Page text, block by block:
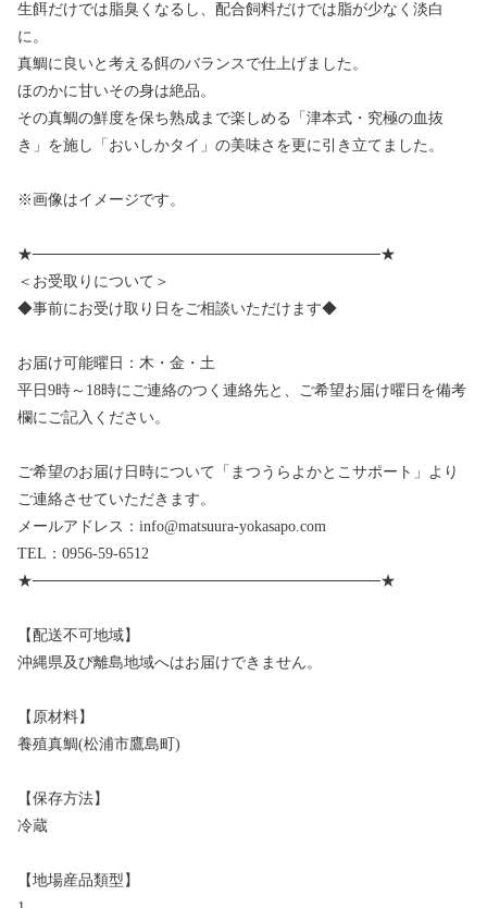
生餌だけでは脂臭くなるし、配合飼料だけでは脂が少なく淡白
に。
真鯛に良いと考える餌のバランスで仕上げました。
ほのかに甘いその身は絶品。
その真鯛の鮮度を保ち熟成まで楽しめる「津本式・究極の血抜
き」を施し「おいしかタイ」の美味さを更に引き立てました。
※画像はイメージです。
★────────────────────────────────★
＜お受取りについて＞
◆事前にお受け取り日をご相談いただけます◆
お届け可能曜日：木・金・土
平日9時～18時にご連絡のつく連絡先と、ご希望お届け曜日を備考
欄にご記入ください。
ご希望のお届け日時について「まつうらよかとこサポート」より
ご連絡させていただきます。
メールアドレス：info@matsuura-yokasapo.com
TEL：0956-59-6512
★────────────────────────────────★
【配送不可地域】
沖縄県及び離島地域へはお届けできません。
【原材料】
養殖真鯛(松浦市鷹島町)
【保存方法】
冷蔵
【地場産品類型】